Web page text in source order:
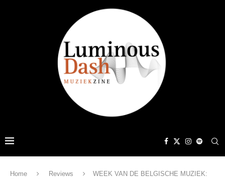
Home Reviews
WEEK VAN DE BELGISCHE MUZIEK: